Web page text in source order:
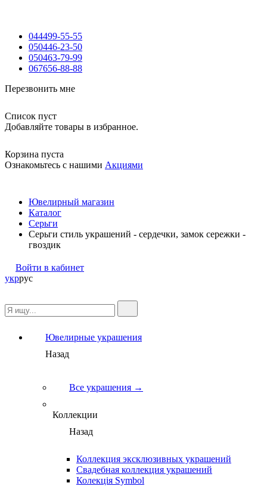
044499-55-55
050446-23-50
050463-79-99
067656-88-88
Перезвонить мне
Список пуст
Добавляйте товары в избранное.
Корзина пуста
Ознакомьтесь с нашими Акциями
Ювелирный магазин
Каталог
Серьги
Серьги стиль украшений - сердечки, замок сережки -
гвоздик
Войти в кабинет
укррус
Ювелирные украшения
Назад
Все украшения →
Коллекции
Назад
Коллекция эксклюзивных украшений
Свадебная коллекция украшений
Колекція Symbol